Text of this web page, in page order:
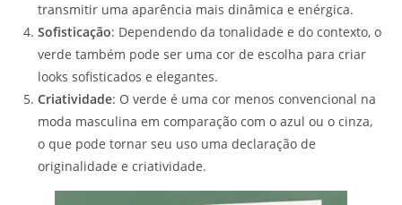
transmitir uma aparência mais dinâmica e enérgica.
Sofisticação: Dependendo da tonalidade e do contexto, o
verde também pode ser uma cor de escolha para criar
looks sofisticados e elegantes.
Criatividade: O verde é uma cor menos convencional na
moda masculina em comparação com o azul ou o cinza,
o que pode tornar seu uso uma declaração de
originalidade e criatividade.